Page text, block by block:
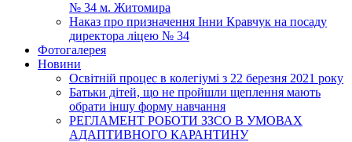
№ 34 м. Житомира
Наказ про призначення Інни Кравчук на посаду
директора ліцею № 34
Фотогалерея
Новини
Освітній процес в колегіумі з 22 березня 2021 року
Батьки дітей, що не пройшли щеплення мають
обрати іншу форму навчання
РЕГЛАМЕНТ РОБОТИ ЗЗСО В УМОВАХ
АДАПТИВНОГО КАРАНТИНУ